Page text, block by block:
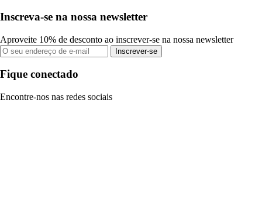
Inscreva-se na nossa newsletter
Aproveite 10% de desconto ao inscrever-se na nossa newsletter
Inscrever-se
Fique conectado
Encontre-nos nas redes sociais